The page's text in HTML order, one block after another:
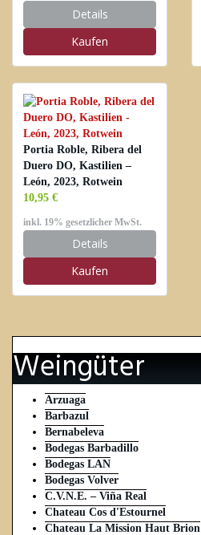
Details
Kaufen
Portia Roble, Ribera del
Duero DO, Kastilien –
León, 2023, Rotwein
10,95 €
inkl. 19% gesetzlicher MwSt.
Details
Kaufen
Weingüter
Arzuaga
Barbazul
Bernabeleva
Bodegas Barbadillo
Bodegas LAN
Bodegas Volver
C.V.N.E. – Viña Real
Chateau Cos d'Estournel
Chateau La Mission Haut Brion